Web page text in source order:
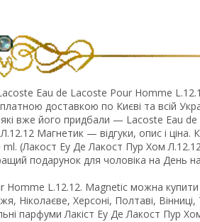
Eau de Lacoste Pour Homme
доставкою по Києві та всій
вже його придбали — Lacoste Eau
Магнетик — відгуки, опис і ціна.
(Лакост Еу Де Лакост Пур Хом
подарунок для чоловіка на День
Homme L.12.12. Magnetic можна купити
Ніколаєве, Херсоні, Полтаві,
парфуми Лакіст Еу Де Лакост Пур